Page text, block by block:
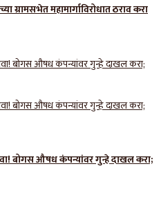
ग्रामसभेत महामार्गाविरोधात ठराव करा
बोगस औषध कंपन्यांवर गुन्हे दाखल करा;